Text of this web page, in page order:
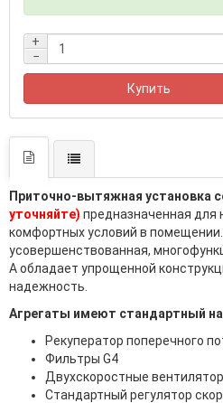
+
−
Купить
Приточно-вытяжная установка
уточняйте) предназначенная
комфортных условий в
усовершенствованная,
A обладает упрощенной
надежность.
Агрегаты имеют стандартный
Рекуператор поперечного
Фильтры G4
Двухскоростные
Стандартный регулятор